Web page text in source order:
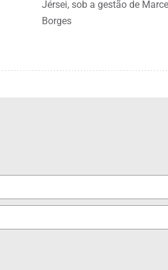
Jérsei, sob a gestão de
Borges